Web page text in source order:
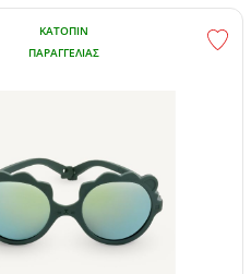
ΚΑΤΌΠΙΝ
ΠΑΡΑΓΓΕΛΊΑΣ